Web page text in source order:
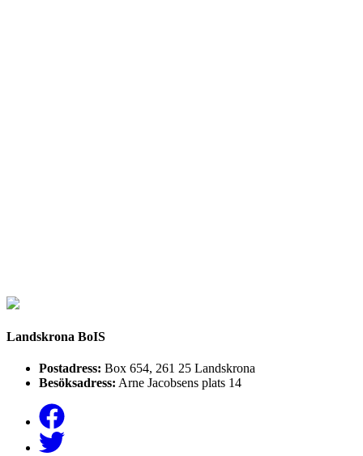
Landskrona BoIS
Postadress: Box 654, 261 25 Landskrona
Besöksadress: Arne Jacobsens plats 14